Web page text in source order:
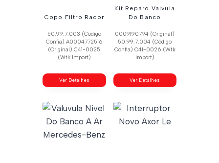
Copo Filtro Racor
50.99.7.003 (Código
Confia) A0004772516
(Original) C41-0025
(Wtk Import)
Ver Detalhes
Kit Reparo Valvula
Do Banco
0009190794 (Original)
50.99.7.004 (Código
Confia) C41-0026 (Wtk
Import)
Ver Detalhes